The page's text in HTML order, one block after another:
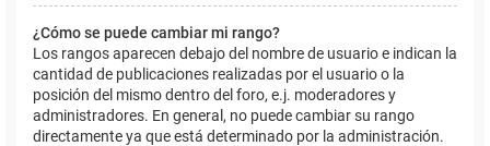
¿Cómo se puede cambiar mi rango?
Los rangos aparecen debajo del nombre de usuario e indican la
cantidad de publicaciones realizadas por el usuario o la
posición del mismo dentro del foro, e.j. moderadores y
administradores. En general, no puede cambiar su rango
directamente ya que está determinado por la administración.